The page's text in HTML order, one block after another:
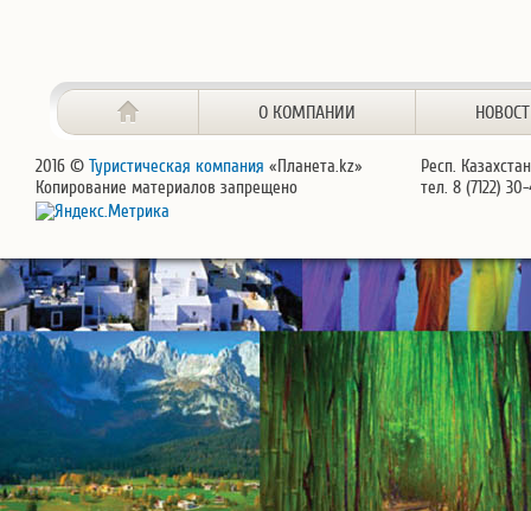
О КОМПАНИИ
2016 © Туристическая компания «Планета.kz»
Копирование материалов запрещено
Респ.
тел. 8 (7122)